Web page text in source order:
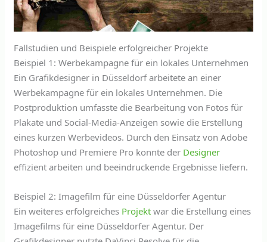
Fallstudien und Beispiele erfolgreicher Projekte
Beispiel 1: Werbekampagne für ein lokales Unternehmen
Ein Grafikdesigner in Düsseldorf arbeitete an einer
Werbekampagne für ein lokales Unternehmen. Die
Postproduktion umfasste die Bearbeitung von Fotos für
Plakate und Social-Media-Anzeigen sowie die Erstellung
eines kurzen Werbevideos. Durch den Einsatz von Adobe
Photoshop und Premiere Pro konnte der Designer
effizient arbeiten und beeindruckende Ergebnisse liefern.
Beispiel 2: Imagefilm für eine Düsseldorfer Agentur
Ein weiteres erfolgreiches Projekt war die Erstellung eines
Imagefilms für eine Düsseldorfer Agentur. Der